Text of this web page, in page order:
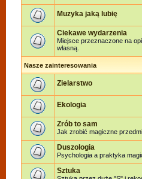
Muzyka jaką lubię
Ciekawe wydarzenia
Miejsce przeznaczone na
własną.
Nasze zainteresowania
Zielarstwo
Ekologia
Zrób to sam
Jak zrobić magiczne
Duszologia
Psychologia a praktyka
Sztuka